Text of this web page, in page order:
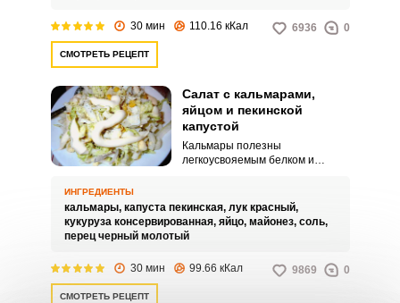
30 мин 110.16 кКал 6936 0
СМОТРЕТЬ РЕЦЕПТ
Салат с кальмарами,
яйцом и пекинской
капустой
Кальмары полезны
легкоусвояемым белком и
стоит чаще включать в
повседневное меню.
ИНГРЕДИЕНТЫ
кальмары, капуста пекинская, лук красный,
кукуруза консервированная, яйцо, майонез, соль,
перец черный молотый
30 мин 99.66 кКал 9869 0
СМОТРЕТЬ РЕЦЕПТ